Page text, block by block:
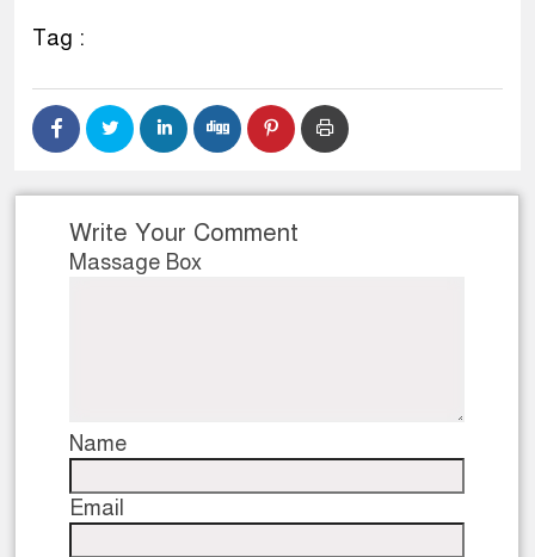
Tag :
Write Your Comment
Massage Box
Name
Email